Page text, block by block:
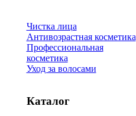
Чистка лица
Антивозрастная косметика
Профессиональная
косметика
Уход за волосами
Каталог